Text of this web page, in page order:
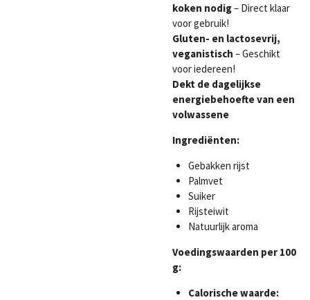
koken nodig– Direct klaar
voor gebruik!
Gluten- en lactosevrij,
veganistisch – Geschikt
voor iedereen!
Dekt de dagelijkse
energiebehoefte van een
volwassene
Ingrediënten:
Gebakken rijst
Palmvet
Suiker
Rijsteiwit
Natuurlijk aroma
Voedingswaarden per 100
g:
Calorische waarde: